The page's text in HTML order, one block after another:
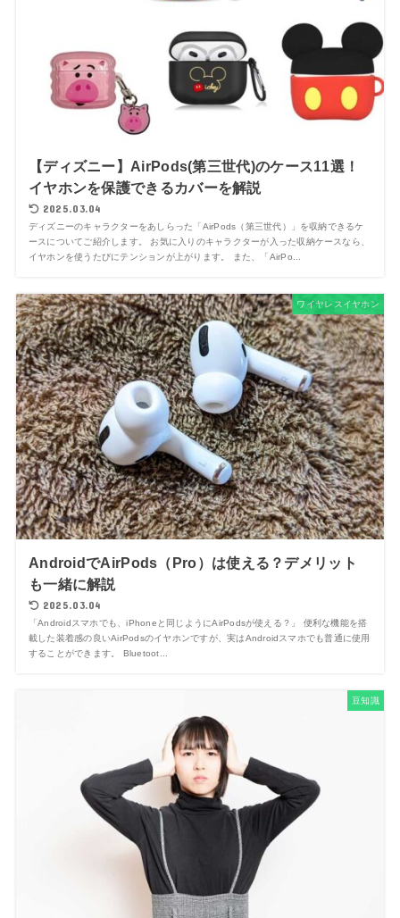
【ディズニー】AirPods(第三世代)のケース11選！
イヤホンを保護できるカバーを解説
2025.03.04
ディズニーのキャラクターをあしらった「AirPods（第三世代）」を収納できるケ
ースについてご紹介します。 お気に入りのキャラクターが入った収納ケースなら、
イヤホンを使うたびにテンションが上がります。 また、「AirPo...
ワイヤレスイヤホン
AndroidでAirPods（Pro）は使える？デメリット
も一緒に解説
2025.03.04
「Androidスマホでも、iPhoneと同じようにAirPodsが使える？」 便利な機能を搭
載した装着感の良いAirPodsのイヤホンですが、実はAndroidスマホでも普通に使用
することができます。 Bluetoot...
豆知識